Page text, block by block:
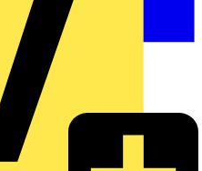
für die Verbindung von
Die